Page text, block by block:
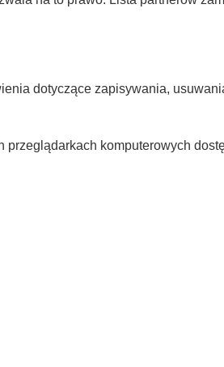
dotyczące zapisywania,
komputerowych